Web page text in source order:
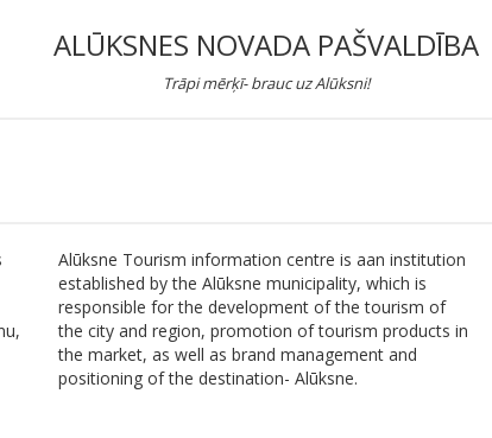
ALŪKSNES NOVADA PAŠVALDĪBA
Trāpi mērķī- brauc uz Alūksni!
Alūksne Tourism information centre is aan institution
established by the Alūksne municipality, which is
responsible for the development of the tourism of
the city and region, promotion of tourism products in
the market, as well as brand management and
positioning of the destination- Alūksne.